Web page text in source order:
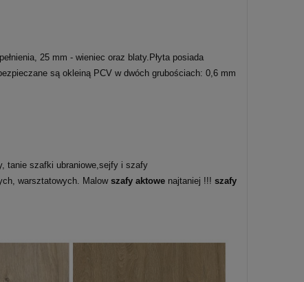
25 mm - wieniec oraz blaty.Płyta posiada
są okleiną PCV w dwóch grubościach: 0,6 mm
tanie szafki ubraniowe,sejfy i szafy
warsztatowych. Malow szafy aktowe najtaniej !!! szafy